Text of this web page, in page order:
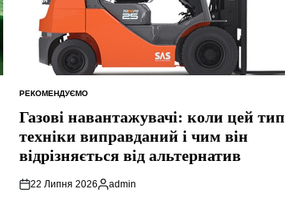
ОПУБЛІКУВАТИ
РЕКОМЕНДУЄМО
Газові навантажувачі: коли цей тип
техніки виправданий і чим він
відрізняється від альтернатив
22 Липня 2026
Опубліковано
admin